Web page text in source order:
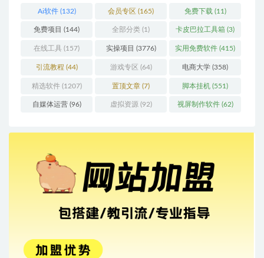
Ai软件(132) 会员专区 (165) 免费下载 (11)
免费项目 (144) 全部分类 (1) 卡皮巴拉工具箱 (3)
在线工具 (157) 实操项目 (3776) 实用免费软件 (415)
引流教程 (44) 游戏专区 (64) 电商大学 (358)
精选软件(1207) 置顶文章 (7) 脚本挂机 (551)
自媒体运营(96) 虚拟资源(92) 视屏制作软件(62)